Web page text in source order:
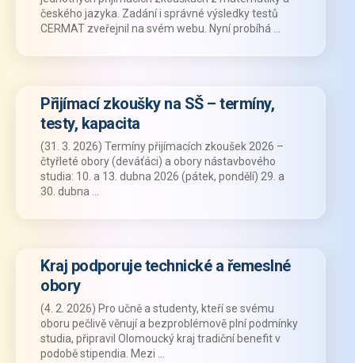
českého jazyka. Zadání i správné výsledky testů
CERMAT zveřejnil na svém webu. Nyní probíhá …
Přijímací zkoušky na SŠ – termíny,
testy, kapacita
(31. 3. 2026) Termíny přijímacích zkoušek 2026 –
čtyřleté obory (deváťáci) a obory nástavbového
studia: 10. a 13. dubna 2026 (pátek, pondělí) 29. a
30. dubna …
Kraj podporuje technické a řemeslné
obory
(4. 2. 2026) Pro učně a studenty, kteří se svému
oboru pečlivě věnují a bezproblémově plní podmínky
studia, připravil Olomoucký kraj tradiční benefit v
podobě stipendia. Mezi …